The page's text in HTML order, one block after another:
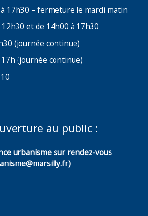
17h30 – fermeture le mardi matin
et de 14h00 à 17h30
(journée continue)
(journée continue)
au public :
urbanisme sur rendez-vous